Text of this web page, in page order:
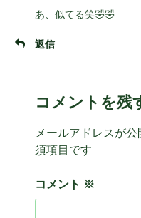
あ、似てる笑🤣🤣
返信
コメントを残
メールアドレスが公
須項目です
コメント ※